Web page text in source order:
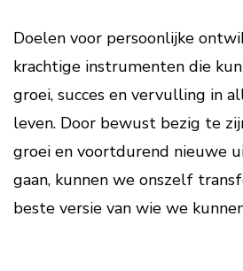
Doelen voor persoonlijke
krachtige instrumenten die
groei, succes en vervulling in
leven. Door bewust bezig te
groei en voortdurend nieuwe
gaan, kunnen we onszelf
beste versie van wie we